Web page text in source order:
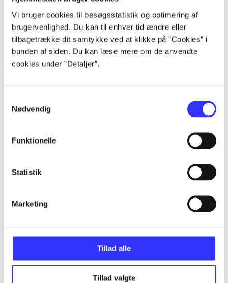
Vi bruger cookies til besøgsstatistik og optimering af
brugervenlighed. Du kan til enhver tid ændre eller
tilbagetrække dit samtykke ved at klikke på ”Cookies” i
bunden af siden. Du kan læse mere om de anvendte
cookies under ”Detaljer”.
Nødvendig
Funktionelle
Statistik
Marketing
Tillad alle
Tillad valgte
Romerske kejsere